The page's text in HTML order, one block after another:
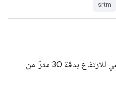
srtm
NASADEM: نموذج رقمي للارتفاع بدقة 30 مترًا من